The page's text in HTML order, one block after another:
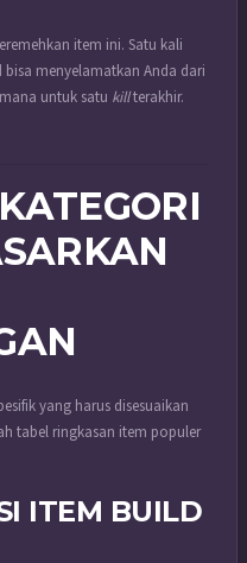
item ini. Satu kali
menyelamatkan Anda dari
untuk satu killterakhir.
yang harus disesuaikan
tabel ringkasan item populer
ITEM BUILD